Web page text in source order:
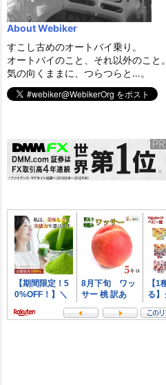
About Webiker
すこし古めのオートバイ乗り。
オートバイのこと、それ以外のこと。
気の向くままに、つらつらと…。